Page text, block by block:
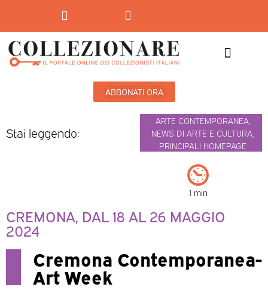
ABBONATI ORA
Stai leggendo:
ARTE CONTEMPORANEA,
NEWS DI ARTE E CULTURA
PRINCIPALI HOMEPAGE
1 min
CREMONA, DAL 18 AL 26 MAGGIO
2024
Cremona Contemporanea-
Art Week